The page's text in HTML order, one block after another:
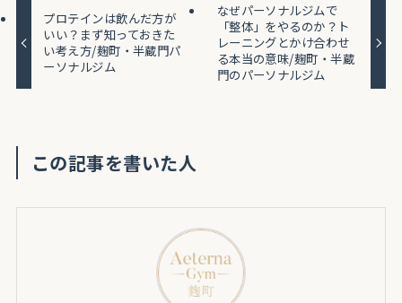
プロテインは飲んだ方が
いい？まず知っておきた
い考え方/麹町・半蔵門パ
ーソナルジム
なぜパーソナルジムで
「整体」をやるのか？ト
レーニングとかけ合わせ
る本当の意味/麹町・半蔵
門のパーソナルジム
この記事を書いた人